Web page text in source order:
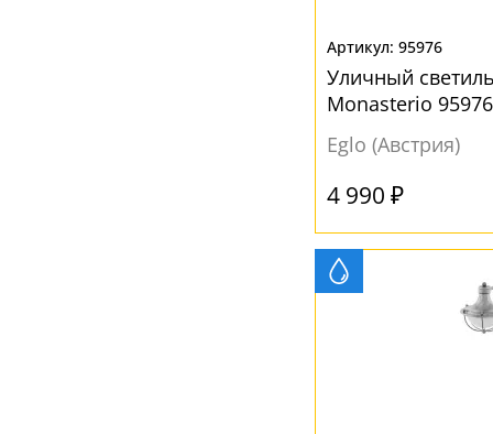
95976
Уличный
Monasterio
Eglo (Австрия)
4 990 ₽